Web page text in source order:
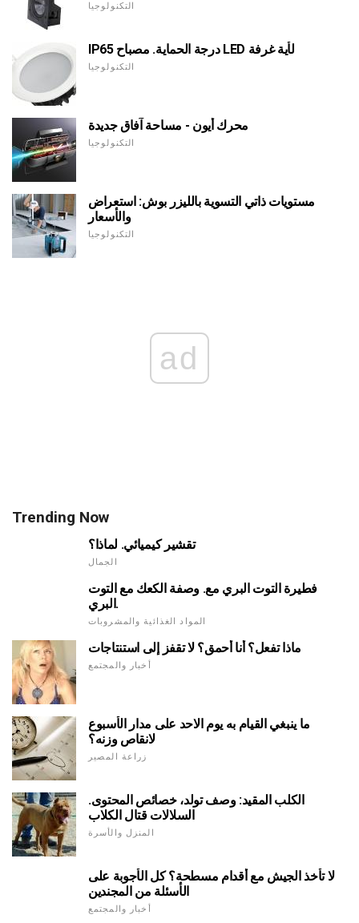
التكنولوجيا
IP65 درجة الحماية. مصباح LED لأية غرفة
التكنولوجيا
محرك أيون - مساحة آفاق جديدة
التكنولوجيا
مستويات ذاتي التسوية بالليزر بوش: استعراض
والأسعار
التكنولوجيا
ad
Trending Now
تقشير كيميائي. لماذا؟
الجمال
فطيرة التوت البري مع. وصفة الكعك مع التوت
البري.
المواد الغذائية والمشروبات
ماذا تفعل؟ أنا أحمق؟ لا تقفز إلى استنتاجات
أخبار والمجتمع
ما ينبغي القيام به يوم الاحد على مدار الأسبوع
لانقاص وزنه؟
زراعة المصير
الكلب المقيد: وصف تولد، خصائص المحتوى.
السلالات قتال الكلاب
المنزل والأسرة
لا تأخذ الجيش مع أقدام مسطحة؟ كل الأجوبة على
الأسئلة من المجندين
أخبار والمجتمع